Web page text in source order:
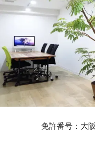
免許番号：大